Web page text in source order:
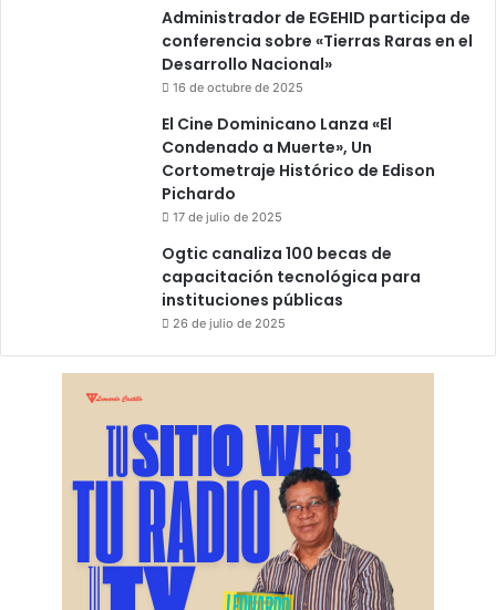
Administrador de EGEHID participa de
conferencia sobre «Tierras Raras en el
Desarrollo Nacional»
16 de octubre de 2025
El Cine Dominicano Lanza «El
Condenado a Muerte», Un
Cortometraje Histórico de Edison
Pichardo
17 de julio de 2025
Ogtic canaliza 100 becas de
capacitación tecnológica para
instituciones públicas
26 de julio de 2025